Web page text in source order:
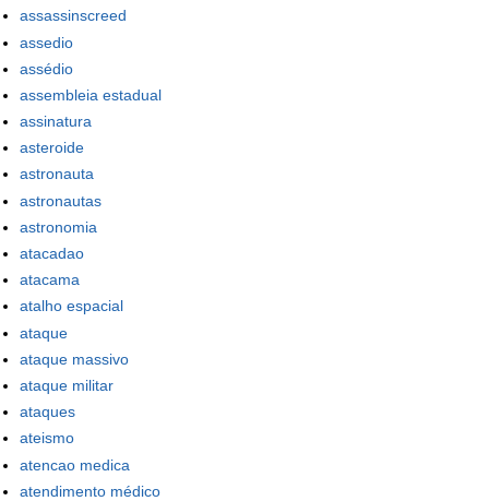
assassinscreed
assedio
assédio
assembleia estadual
assinatura
asteroide
astronauta
astronautas
astronomia
atacadao
atacama
atalho espacial
ataque
ataque massivo
ataque militar
ataques
ateismo
atencao medica
atendimento médico